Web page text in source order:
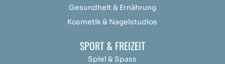
Gesundheit & Ernährung
Kosmetik & Nagelstudios
SPORT & FREIZEIT
Spiel & Spass